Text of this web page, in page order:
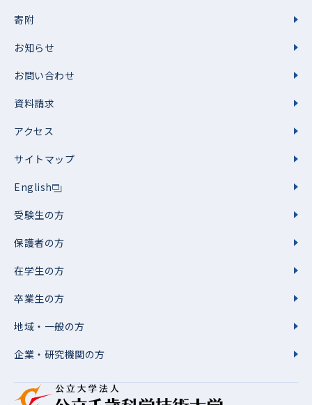
寄附
お知らせ
お問い合わせ
資料請求
アクセス
サイトマップ
English
受験生の方
保護者の方
在学生の方
卒業生の方
地域・一般の方
企業・研究機関の方